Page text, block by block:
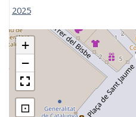
2025
+
−
⊡